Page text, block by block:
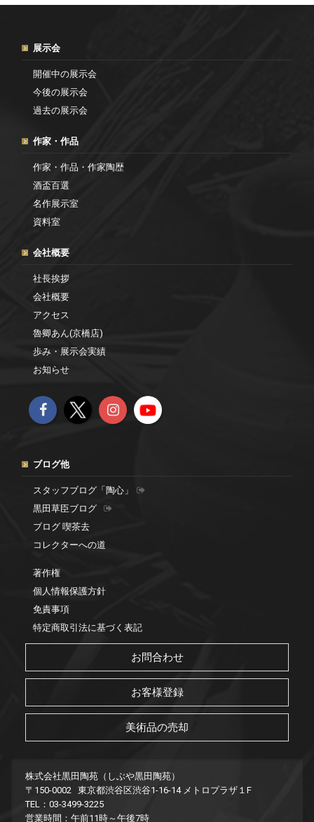
展示会
開催中の展示会
今後の展示会
過去の展示会
作家・作品
作家・作品・作家陶歴
酒盃百選
名作展示室
資料室
会社概要
社長挨拶
会社概要
アクセス
魯卿あん(京橋店)
歩み・展示会実績
お知らせ
ブログ他
スタッフブログ「陶心」
黒田草臣ブログ
ブログ 喫茶去
コレクターへの道
著作権
個人情報保護方針
免責事項
特定商取引法に基づく表記
お問合わせ
お客様登録
美術品の売却
株式会社黒田陶苑（しぶや黒田陶苑）
〒150-0002 東京都渋谷区渋谷1-16-14 メトロプラザ１F
TEL：03-3499-3225
営業時間：午前11時～午後7時